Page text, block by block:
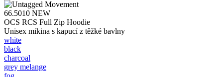
66.5010 NEW
OCS RCS Full Zip Hoodie
Unisex mikina s kapucí z těžké bavlny
white
black
charcoal
grey melange